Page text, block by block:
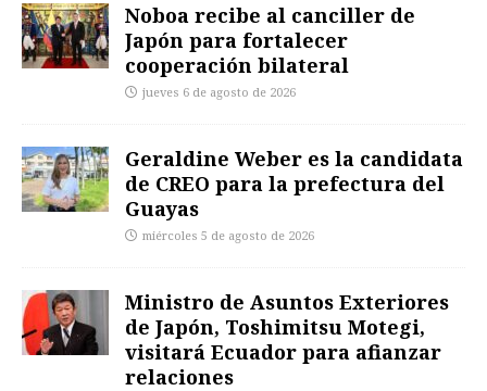
Noboa recibe al canciller de
Japón para fortalecer
cooperación bilateral
jueves 6 de agosto de 2026
Geraldine Weber es la candidata
de CREO para la prefectura del
Guayas
miércoles 5 de agosto de 2026
Ministro de Asuntos Exteriores
de Japón, Toshimitsu Motegi,
visitará Ecuador para afianzar
relaciones